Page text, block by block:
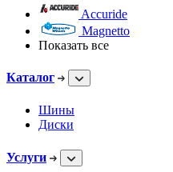
Accuride
Magnetto
Показать все
Каталог
Шины
Диски
Услуги